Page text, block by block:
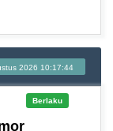
2026 10:17:44
Berlaku